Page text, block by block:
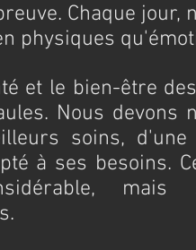
Chaque jour,
physiques
et le bien-être
Nous devons
soins, d'une
à ses besoins.
mais